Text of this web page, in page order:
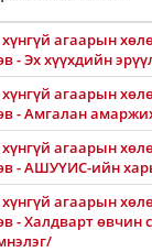
агаарын
- Эх хүүхдийн
агаарын
- Амгалан
агаарын
- АШУҮИС-ийн
агаарын
- Халдварт